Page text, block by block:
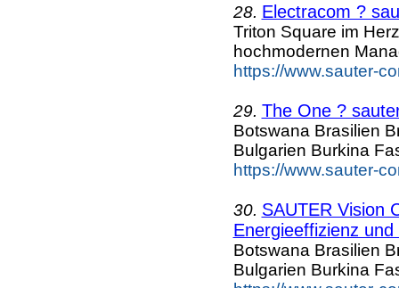
28. Electracom ?
Triton Square im
hochmodernen
https://www.sauter-
29. The One ?
Botswana Brasilien
Bulgarien Burkina
https://www.sauter-
30. SAUTER Vision
Energieeffizienz
Botswana Brasilien
Bulgarien Burkina